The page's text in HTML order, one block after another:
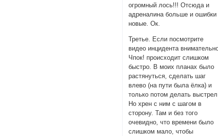
огромный лось!!! Отсюда и
адреналина больше и ошибки
новые. Ок.
Третье. Если посмотрите
видео инцидента
Чпок! происходит слишком
быстро. В моих планах было
растянуться, сделать шаг
влево (на пути была ёлка) и
только потом делать
Но хрен с ним с шагом в
сторону. Там и без того
очевидно, что времени было
слишком мало, чтобы